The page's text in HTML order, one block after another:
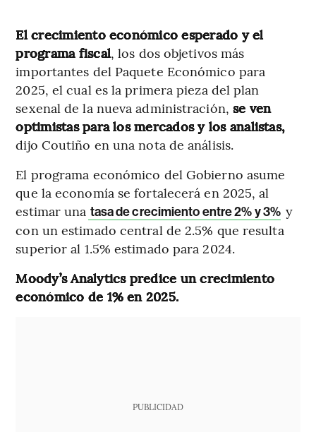
El crecimiento económico esperado y el
programa fiscal, los dos objetivos más
importantes del Paquete Económico para
2025, el cual es la primera pieza del plan
sexenal de la nueva administración, se ven
optimistas para los mercados y los analistas,
dijo Coutiño en una nota de análisis.
El programa económico del Gobierno asume
que la economía se fortalecerá en 2025, al
estimar una tasa de crecimiento entre 2% y 3% y
con un estimado central de 2.5% que resulta
superior al 1.5% estimado para 2024.
Moody’s Analytics predice un crecimiento
económico de 1% en 2025.
PUBLICIDAD